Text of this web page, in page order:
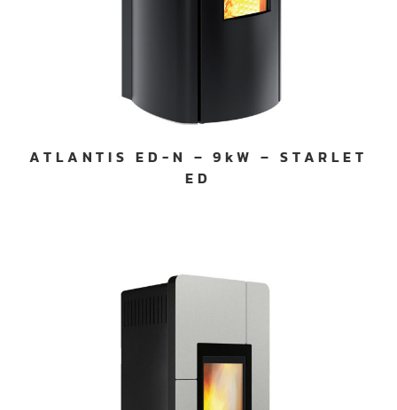
ATLANTIS ED-N – 9kW – STARLET
ED